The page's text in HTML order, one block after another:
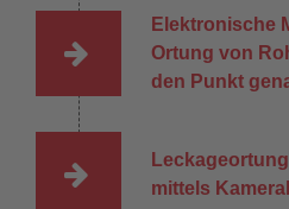
Elektronische
Ortung von
den Punkt
mittels